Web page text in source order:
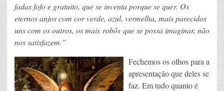
fadas fofo e gratuito, que se inventa porque se quer. Os
eternos anjos com cor verde, azul, vermelha, mais parecidos
uns com os outros, os mais robôs que se possa imaginar, não
nos satisfazem.”
Fechemos os olhos para a
apresentação que deles se
faz. Em tudo quanto é